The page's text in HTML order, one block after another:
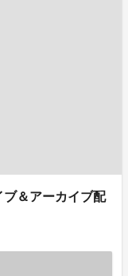
＆アーカイブ配